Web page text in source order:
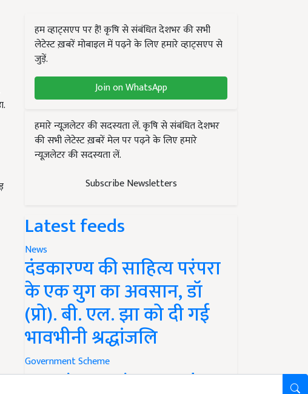
हम व्हाट्सएप पर हैं! कृषि से संबंधित देशभर की सभी
लेटेस्ट ख़बरें मोबाइल में पढ़ने के लिए हमारे व्हाट्सएप से
जुड़ें.
Join on WhatsApp
हमारे न्यूज़लेटर की सदस्यता लें. कृषि से संबंधित देशभर
की सभी लेटेस्ट ख़बरें मेल पर पढ़ने के लिए हमारे
न्यूज़लेटर की सदस्यता लें.
Subscribe Newsletters
Latest feeds
News
दंडकारण्य की साहित्य परंपरा
के एक युग का अवसान, डॉ
(प्रो). बी. एल. झा को दी गई
भावभीनी श्रद्धांजलि
Government Scheme
PM Kisan Yojana Update: